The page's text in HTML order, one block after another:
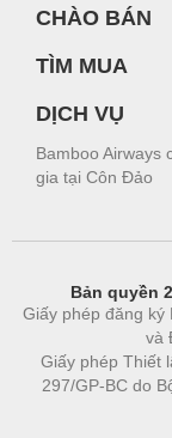
CHÀO BÁN
TÌM MUA
DỊCH VỤ
Bamboo
gia tại Côn Đảo
Bản quyền
Giấy phép đăng ký
và
Giấy phép Thiết
297/GP-BC do